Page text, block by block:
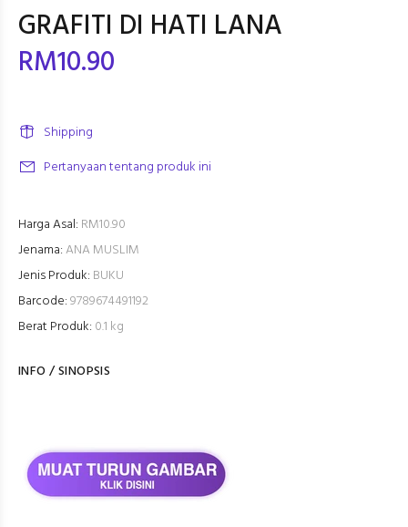
GRAFITI DI HATI LANA
RM10.90
Shipping
Pertanyaan tentang produk ini
Harga Asal: RM10.90
Jenama:ANA MUSLIM
Jenis Produk: BUKU
Barcode:9789674491192
Berat Produk: 0.1 kg
INFO / SINOPSIS